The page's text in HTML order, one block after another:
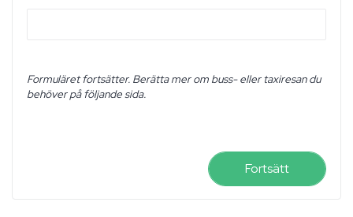
Formuläret fortsätter. Berätta mer om buss- eller taxiresan du
behöver på följande sida.
Fortsätt